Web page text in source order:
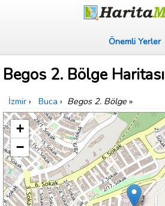
Önemli Yerler
Begos 2. Bölge Haritası
İzmir › Buca › Begos 2. Bölge »
+
−